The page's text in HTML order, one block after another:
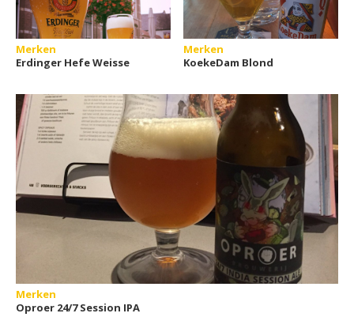
Merken
Erdinger Hefe Weisse
Merken
KoekeDam Blond
Merken
Oproer 24/7 Session IPA